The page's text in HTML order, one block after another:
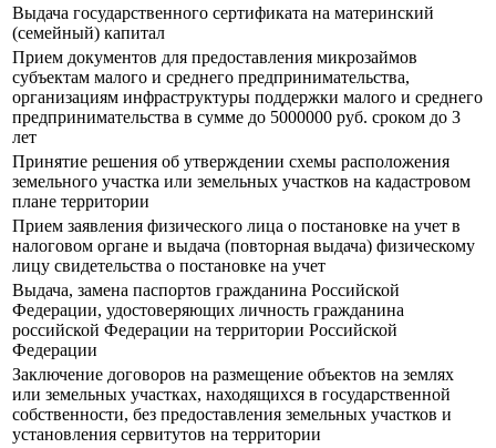
Выдача государственного сертификата на материнский
(семейный) капитал
Прием документов для предоставления микрозаймов
субъектам малого и среднего предпринимательства,
организациям инфраструктуры поддержки малого и среднего
предпринимательства в сумме до 5000000 руб. сроком до 3
лет
Принятие решения об утверждении схемы расположения
земельного участка или земельных участков на кадастровом
плане территории
Прием заявления физического лица о постановке на учет в
налоговом органе и выдача (повторная выдача) физическому
лицу свидетельства о постановке на учет
Выдача, замена паспортов гражданина Российской
Федерации, удостоверяющих личность гражданина
российской Федерации на территории Российской
Федерации
Заключение договоров на размещение объектов на землях
или земельных участках, находящихся в государственной
собственности, без предоставления земельных участков и
установления сервитутов на территории